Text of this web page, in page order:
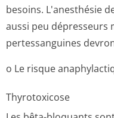
besoins. L'anesthésie
aussi peu dépresseurs
pertessanguines
o Le risque
Thyrotoxicose